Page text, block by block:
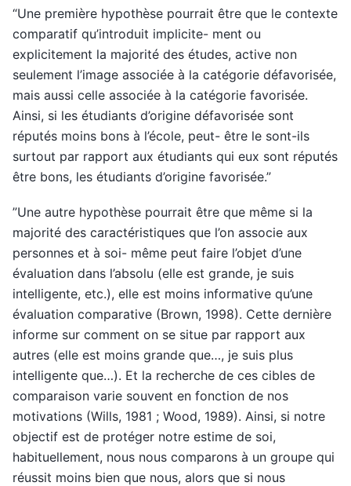
“Une première hypothèse pourrait être que le contexte
comparatif qu’introduit implicite- ment ou
explicitement la majorité des études, active non
seulement l’image associée à la catégorie défavorisée,
mais aussi celle associée à la catégorie favorisée.
Ainsi, si les étudiants d’origine défavorisée sont
réputés moins bons à l’école, peut- être le sont-ils
surtout par rapport aux étudiants qui eux sont réputés
être bons, les étudiants d’origine favorisée.”
”Une autre hypothèse pourrait être que même si la
majorité des caractéristiques que l’on associe aux
personnes et à soi- même peut faire l’objet d’une
évaluation dans l’absolu (elle est grande, je suis
intelligente, etc.), elle est moins informative qu’une
évaluation comparative (Brown, 1998). Cette dernière
informe sur comment on se situe par rapport aux
autres (elle est moins grande que…, je suis plus
intelligente que…). Et la recherche de ces cibles de
comparaison varie souvent en fonction de nos
motivations (Wills, 1981 ; Wood, 1989). Ainsi, si notre
objectif est de protéger notre estime de soi,
habituellement, nous nous comparons à un groupe qui
réussit moins bien que nous, alors que si nous